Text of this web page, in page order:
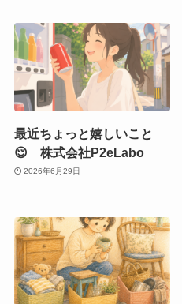
最近ちょっと嬉しいこと
😌 株式会社P2eLabo
2026年6月29日